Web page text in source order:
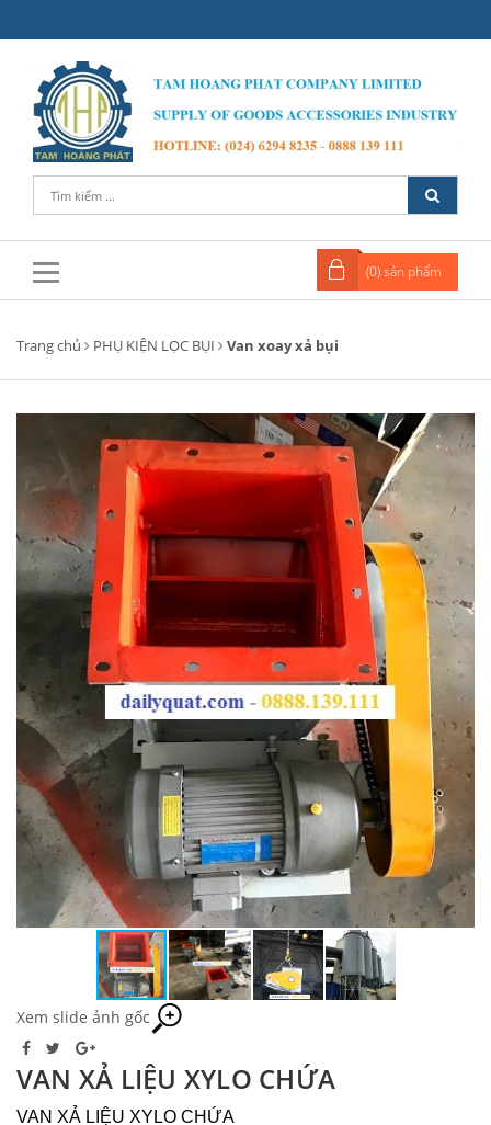
(0) sản phẩm
Trang chủ PHỤ KIỆN LỌC BỤI Van xoay xả bụi
Xem slide ảnh gốc
VAN XẢ LIỆU XYLO CHỨA
VAN XẢ LIỆU XYLO CHỨA